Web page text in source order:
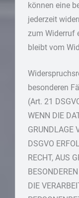
können eine
jederzeit
zum Widerruf
bleibt vom
besonderen
(Art. 21
WENN DIE
GRUNDLAGE
DSGVO
RECHT, AUS
DIE